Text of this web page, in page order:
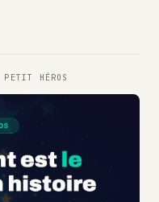
PETIT HÉROS